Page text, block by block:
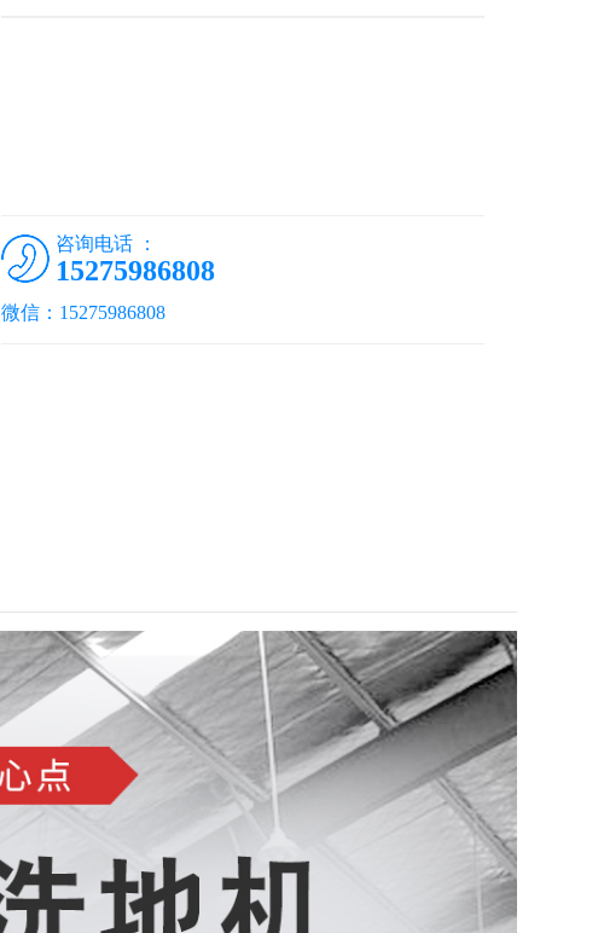
咨询电话 ：
15275986808
微信：15275986808